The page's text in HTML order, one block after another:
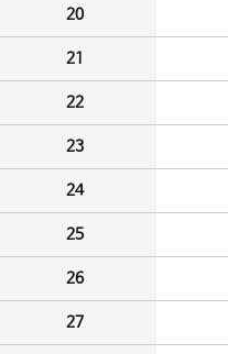
20
21
22
23
24
25
26
27